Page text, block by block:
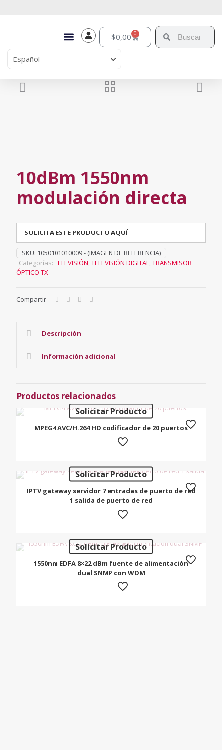
$0,00 0
10dBm 1550nm
modulación directa
SOLICITA ESTE PRODUCTO AQUÍ
SKU: 1050101010009 - (IMAGEN DE REFERENCIA)
Categorías: TELEVISIÓN, TELEVISIÓN DIGITAL, TRANSMISOR
ÓPTICO TX
Compartir
Descripción
Información adicional
Productos relacionados
Solicitar Producto
MPEG4 AVC/H.264 HD codificador de 20 puertos
Solicitar Producto
IPTV gateway servidor 7 entradas de puerto de red
1 salida de puerto de red
Solicitar Producto
1550nm EDFA 8×22 dBm fuente de alimentación
dual SNMP con WDM